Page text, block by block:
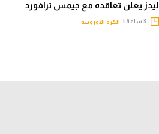
ليدز يعلن تعاقده مع جيمس ترافورد
الكرة الأوروبية